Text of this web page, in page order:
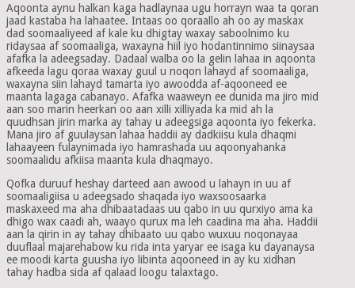
Aqoonta aynu halkan kaga hadlaynaa ugu horrayn waa ta qoran
jaad kastaba ha lahaatee. Intaas oo qoraallo ah oo ay maskax
dad soomaaliyeed af kale ku dhigtay waxay saboolnimo ku
ridaysaa af soomaaliga, waxayna hiil iyo hodantinnimo siinaysaa
afafka la adeegsaday. Dadaal walba oo la gelin lahaa in aqoonta
afkeeda lagu qoraa waxay guul u noqon lahayd af soomaaliga,
waxayna siin lahayd tamarta iyo awoodda af-aqooneed ee
maanta lagaga cabanayo. Afafka waaweyn ee dunida ma jiro mid
aan soo marin heerkan oo aan xilli xilliyada ka mid ah la
quudhsan jirin marka ay tahay u adeegsiga aqoonta iyo fekerka.
Mana jiro af guulaysan lahaa haddii ay dadkiisu kula dhaqmi
lahaayeen fulaynimada iyo hamrashada uu aqoonyahanka
soomaalidu afkiisa maanta kula dhaqmayo.
Qofka duruuf heshay darteed aan awood u lahayn in uu af
soomaaligiisa u adeegsado shaqada iyo waxsoosaarka
maskaxeed ma aha dhibaatadaas uu qabo in uu qurxiyo ama ka
dhigo wax caadi ah, waayo qurux ma leh caadina ma aha. Haddii
aan la qirin in ay tahay dhibaato uu qabo wuxuu noqonayaa
duuflaal majarehabow ku rida inta yaryar ee isaga ku dayanaysa
ee moodi karta guusha iyo libinta aqooneed in ay ku xidhan
tahay hadba sida af qalaad loogu talaxtago.